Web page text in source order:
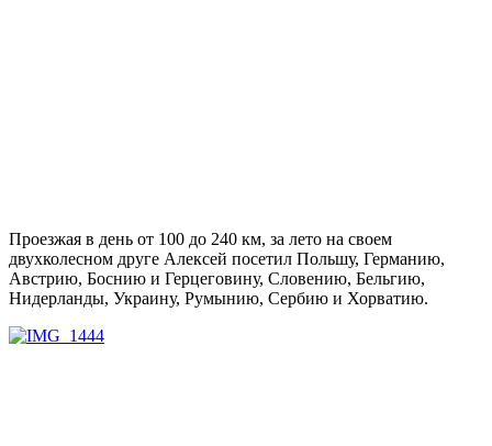
Проезжая в день от 100 до 240 км, за лето на своем
двухколесном друге Алексей посетил Польшу, Германию,
Австрию, Боснию и Герцеговину, Словению, Бельгию,
Нидерланды, Украину, Румынию, Сербию и Хорватию.